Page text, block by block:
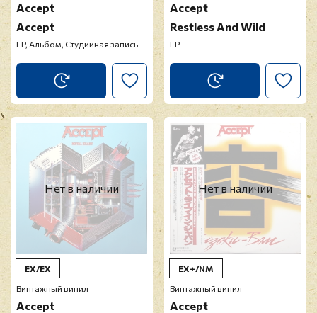
Accept
Accept
LP, Альбом, Студийная запись
Accept
Restless And Wild
LP
Нет в наличии
EX/EX
Винтажный винил
Accept
Нет в наличии
EX+/NM
Винтажный винил
Accept